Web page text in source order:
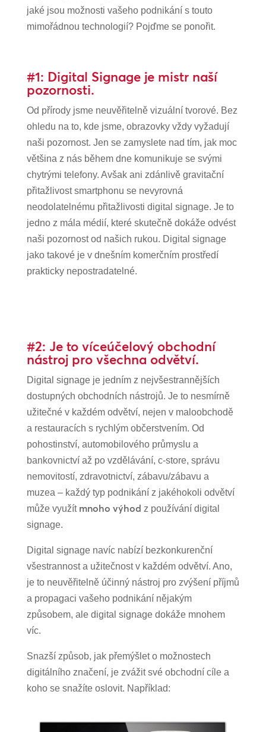
jaké jsou možnosti vašeho podnikání s touto
mimořádnou technologií? Pojďme se ponořit.
#1: Digital Signage je mistr naší
pozornosti.
Od přírody jsme neuvěřitelně vizuální tvorové. Bez
ohledu na to, kde jsme, obrazovky vždy vyžadují
naši pozornost. Jen se zamyslete nad tím, jak moc
většina z nás během dne komunikuje se svými
chytrými telefony. Avšak ani zdánlivě gravitační
přitažlivost smartphonu se nevyrovná
neodolatelnému přitažlivosti digital signage. Je to
jedno z mála médií, které skutečně dokáže odvést
naši pozornost od našich rukou. Digital signage
jako takové je v dnešním komerčním prostředí
prakticky nepostradatelné.
#2: Je to víceúčelový obchodní
nástroj pro všechna odvětví.
Digital signage je jedním z nejvšestrannějších
dostupných obchodních nástrojů. Je to nesmírně
užitečné v každém odvětví, nejen v maloobchodě
a restauracích s rychlým občerstvením. Od
pohostinství, automobilového průmyslu a
bankovnictví až po vzdělávání, c-store, správu
nemovitostí, zdravotnictví, zábavu/zábavu a
muzea – každý typ podnikání z jakéhokoli odvětví
může využít mnoho výhod z používání digital
signage.
Digital signage navíc nabízí bezkonkurenční
všestrannost a užitečnost v každém odvětví. Ano,
je to neuvěřitelně účinný nástroj pro zvýšení příjmů
a propagaci vašeho podnikání nějakým
způsobem, ale digital signage dokáže mnohem
víc.
Snazší způsob, jak přemýšlet o možnostech
digitálního značení, je zvážit své obchodní cíle a
koho se snažíte oslovit. Například: